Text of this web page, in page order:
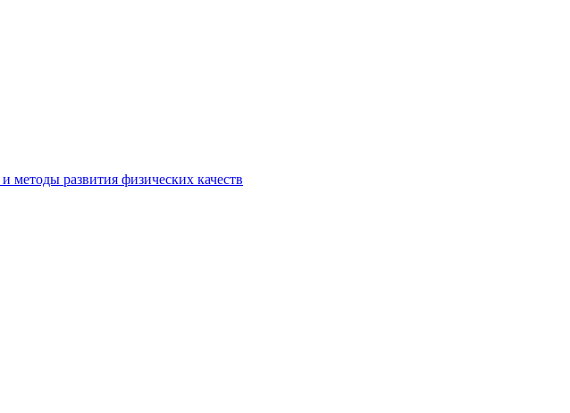
методы развития физических качеств